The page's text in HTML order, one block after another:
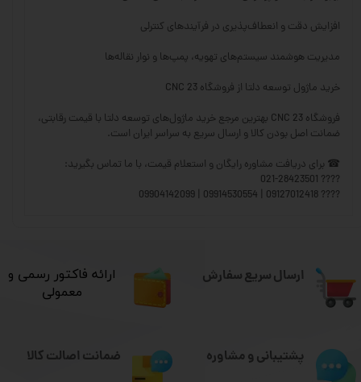
افزایش دقت و انعطاف‌پذیری در فرآیندهای کنترلی
مدیریت هوشمند سیستم‌های تهویه، پمپ‌ها و نوار نقاله‌ها
خرید ماژول توسعه دلتا از فروشگاه CNC 23
فروشگاه CNC 23 بهترین مرجع خرید ماژول‌های توسعه دلتا با قیمت رقابتی،
ضمانت اصل بودن کالا و ارسال سریع به سراسر ایران است.
☎ برای دریافت مشاوره رایگان و استعلام قیمت، با ما تماس بگیرید:
???? 021-28423501
???? 09127012418 | 09914530554 | 09904142099
ارسال سریع سفارش
​ارائه فاکتور رسمی و
معمولی
پشتیبانی و مشاوره ضمانت اصالت کالا